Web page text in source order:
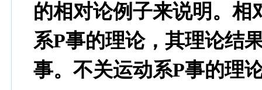
的相对论例子来说明。相
系P事的理论，其理论结
事。不关运动系P事的理